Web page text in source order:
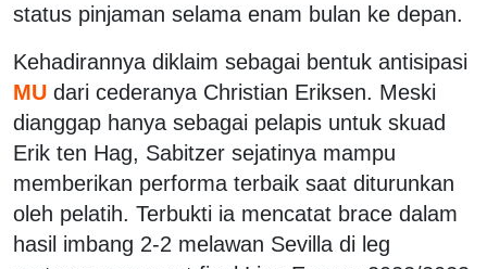
status pinjaman selama enam bulan ke depan.
Kehadirannya diklaim sebagai bentuk antisipasi
MU dari cederanya Christian Eriksen. Meski
dianggap hanya sebagai pelapis untuk skuad
Erik ten Hag, Sabitzer sejatinya mampu
memberikan performa terbaik saat diturunkan
oleh pelatih. Terbukti ia mencatat brace dalam
hasil imbang 2-2 melawan Sevilla di leg